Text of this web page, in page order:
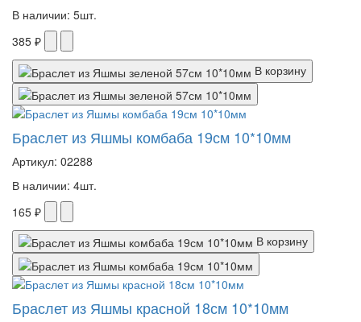
В наличии: 5шт.
385 ₽
В корзину
Браслет из Яшмы комбаба 19см 10*10мм
Артикул: 02288
В наличии: 4шт.
165 ₽
В корзину
Браслет из Яшмы красной 18см 10*10мм